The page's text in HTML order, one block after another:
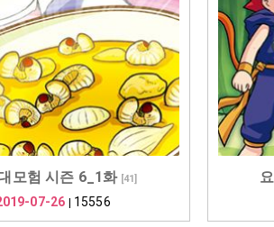
모험 시즌 6_1화[41]
07-26 15556